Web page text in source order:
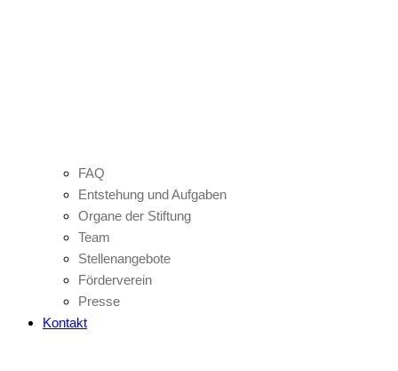
FAQ
Entstehung und Aufgaben
Organe der Stiftung
Team
Stellenangebote
Förderverein
Presse
Kontakt